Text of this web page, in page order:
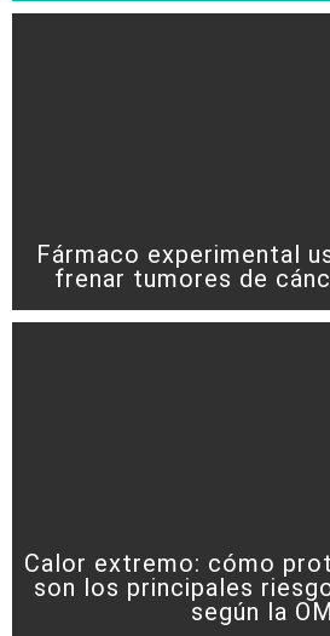
Fármaco experimental
frenar tumores de
Calor extremo: cómo
son los principales
según la